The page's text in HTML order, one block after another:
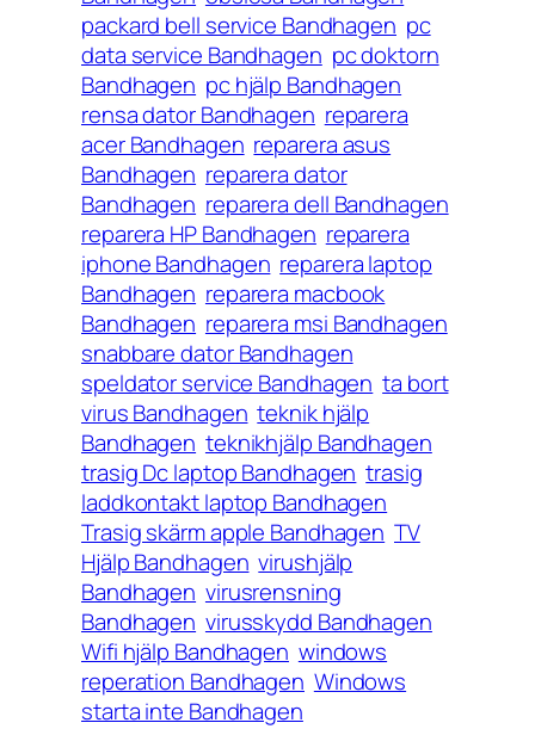
packard bell service Bandhagen pc
data service Bandhagen pc doktorn
Bandhagen pc hjälp Bandhagen
rensa dator Bandhagen reparera
acer Bandhagen reparera asus
Bandhagen reparera dator
Bandhagen reparera dell Bandhagen
reparera HP Bandhagen reparera
iphone Bandhagen reparera laptop
Bandhagen reparera macbook
Bandhagen reparera msi Bandhagen
snabbare dator Bandhagen
speldator service Bandhagen ta bort
virus Bandhagen teknik hjälp
Bandhagen teknikhjälp Bandhagen
trasig Dc laptop Bandhagen trasig
laddkontakt laptop Bandhagen
Trasig skärm apple Bandhagen TV
Hjälp Bandhagen virushjälp
Bandhagen virusrensning
Bandhagen virusskydd Bandhagen
Wifi hjälp Bandhagen windows
reperation Bandhagen Windows
starta inte Bandhagen